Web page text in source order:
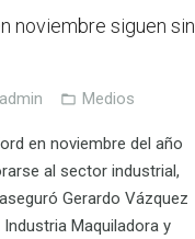
noviembre siguen sin
Medios
en noviembre del año
al sector industrial,
Gerardo Vázquez
Maquiladora y